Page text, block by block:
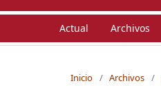
Actual Archivos
Inicio / Archivos /